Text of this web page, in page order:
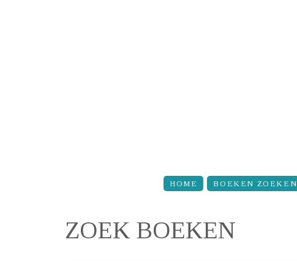
HOME BOEKEN ZOEKEN
ZOEK BOEKEN